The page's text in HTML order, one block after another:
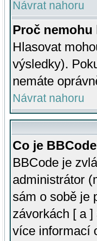
Návrat nahoru
Proč nemohu
Hlasovat
výsledky).
nemáte
Návrat nahoru
Co je
BBCode je
administrátor
sám o sobě je
závorkách [ a
více informací